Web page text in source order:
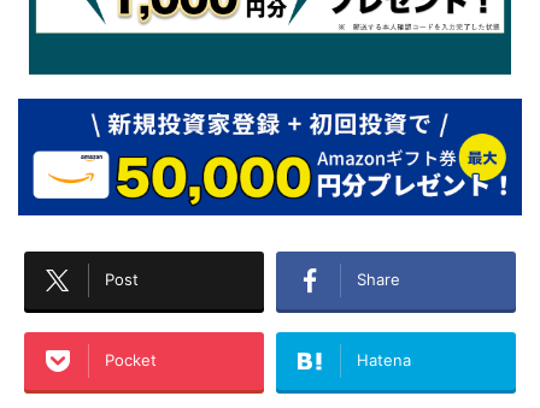
Post Share
Pocket Hatena